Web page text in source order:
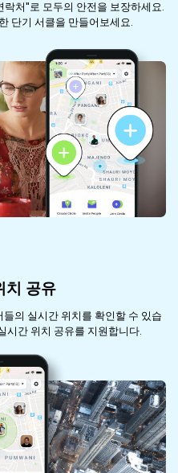
처"로 모두의 안전을 보장하세요.
단기 서클을 만들어보세요.
치 공유
의 실시간 위치를 확인할 수 있습
시간 위치 공유를 지원합니다.